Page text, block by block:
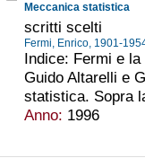
Meccanica statistica
scritti scelti
Fermi, Enrico, 1901-
Indice: Fermi e
Guido Altarelli e
statistica. Sopra
Anno: 1996